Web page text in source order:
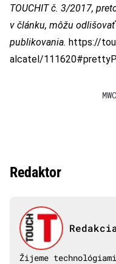
TOUCHIT č. 3/2017,
v článku, môžu
publikovania. https://
alcatel/
MWC
Redaktor
Žijeme